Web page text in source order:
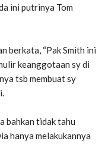
ini putrinya Tom
berkata, “Pak Smith ini
keanggotaan sy di
tsb membuat sy
bahkan tidak tahu
hanya melakukannya